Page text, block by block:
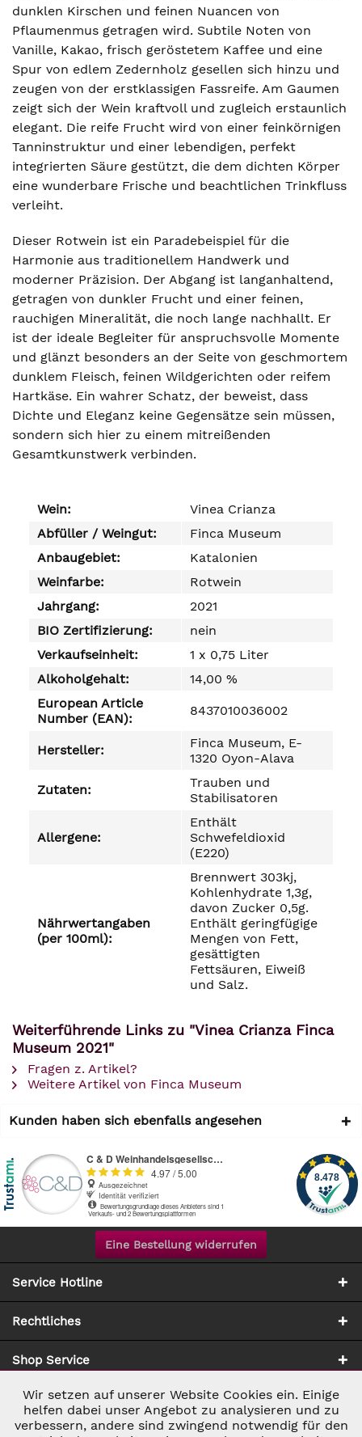
dunklen Kirschen und feinen Nuancen von
Pflaumenmus getragen wird. Subtile Noten von
Vanille, Kakao, frisch geröstetem Kaffee und eine
Spur von edlem Zedernholz gesellen sich hinzu und
zeugen von der erstklassigen Fassreife. Am Gaumen
zeigt sich der Wein kraftvoll und zugleich erstaunlich
elegant. Die reife Frucht wird von einer feinkörnigen
Tanninstruktur und einer lebendigen, perfekt
integrierten Säure gestützt, die dem dichten Körper
eine wunderbare Frische und beachtlichen Trinkfluss
verleiht.
Dieser Rotwein ist ein Paradebeispiel für die
Harmonie aus traditionellem Handwerk und
moderner Präzision. Der Abgang ist langanhaltend,
getragen von dunkler Frucht und einer feinen,
rauchigen Mineralität, die noch lange nachhallt. Er
ist der ideale Begleiter für anspruchsvolle Momente
und glänzt besonders an der Seite von geschmortem
dunklem Fleisch, feinen Wildgerichten oder reifem
Hartkäse. Ein wahrer Schatz, der beweist, dass
Dichte und Eleganz keine Gegensätze sein müssen,
sondern sich hier zu einem mitreißenden
Gesamtkunstwerk verbinden.
Wein:
Vinea Crianza
Abfüller / Weingut:
Finca Museum
Anbaugebiet:
Katalonien
Weinfarbe:
Rotwein
Jahrgang:
2021
BIO Zertifizierung:
nein
Verkaufseinheit:
1 x 0,75 Liter
Alkoholgehalt:
14,00 %
European Article
Number (EAN):
8437010036002
Hersteller:
Finca Museum, E-
1320 Oyon-Alava
Zutaten:
Trauben und
Stabilisatoren
Allergene:
Enthält
Schwefeldioxid
(E220)
Nährwertangaben
(per 100ml):
Brennwert 303kj,
Kohlenhydrate 1,3g,
davon Zucker 0,5g.
Enthält geringfügige
Mengen von Fett,
gesättigten
Fettsäuren, Eiweiß
und Salz.
Weiterführende Links zu "Vinea Crianza Finca
Museum 2021"
Fragen z. Artikel?
Weitere Artikel von Finca Museum
Kunden haben sich ebenfalls angesehen
Eine Bestellung widerrufen
Service Hotline
Rechtliches
Shop Service
Zahlung & Versand
Notwendig Aktiv
Wir setzen auf unserer Website Cookies ein. Einige
helfen dabei unser Angebot zu analysieren und zu
verbessern, andere sind zwingend notwendig für den